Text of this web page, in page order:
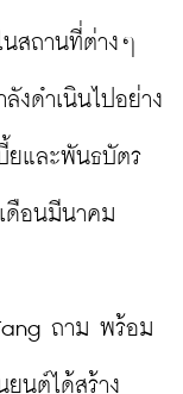
นสถานที่ต่างๆ
งดำเนินไปอย่าง
ยและพันธบัตร
ดือนมีนาคม
ถาม พร้อม